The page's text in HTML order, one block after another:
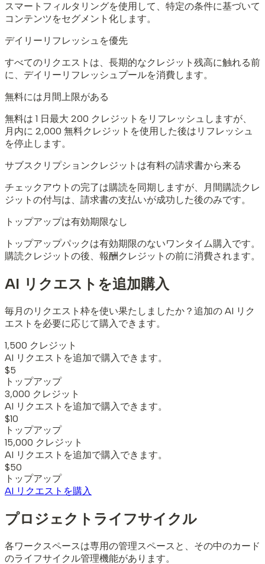
スマートフィルタリングを使用して、特定の条件に基づいて
コンテンツをセグメント化します。
デイリーリフレッシュを優先
すべてのリクエストは、長期的なクレジット残高に触れる前
に、デイリーリフレッシュプールを消費します。
無料には月間上限がある
無料は 1 日最大 200 クレジットをリフレッシュしますが、
月内に 2,000 無料クレジットを使用した後はリフレッシュ
を停止します。
サブスクリプションクレジットは有料の請求書から来る
チェックアウトの完了は購読を同期しますが、月間購読クレ
ジットの付与は、請求書の支払いが成功した後のみです。
トップアップは有効期限なし
トップアップパックは有効期限のないワンタイム購入です。
購読クレジットの後、報酬クレジットの前に消費されます。
AI リクエストを追加購入
毎月のリクエスト枠を使い果たしましたか？追加の AI リク
エストを必要に応じて購入できます。
1,500 クレジット
AI リクエストを追加で購入できます。
$5
トップアップ
3,000 クレジット
AI リクエストを追加で購入できます。
$10
トップアップ
15,000 クレジット
AI リクエストを追加で購入できます。
$50
トップアップ
AI リクエストを購入
プロジェクトライフサイクル
各ワークスペースは専用の管理スペースと、その中のカード
のライフサイクル管理機能があります。